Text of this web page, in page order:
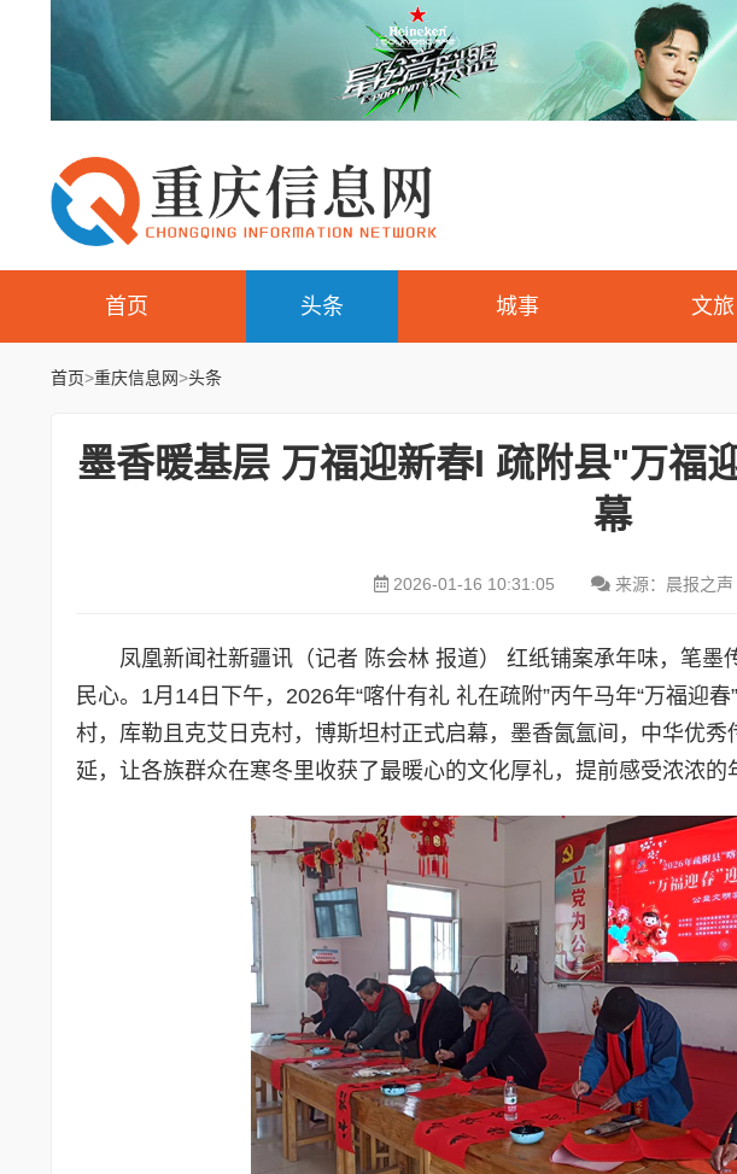
首页 头条 城事 文旅
首页>重庆信息网>头条
墨香暖基层 万福迎新春I 疏附县"万福
幕
2026-01-16 10:31:05 来源：晨报之声
凤凰新闻社新疆讯（记者 陈会林 报道） 红纸铺案承年味，笔
民心。1月14日下午，2026年“喀什有礼 礼在疏附”丙午马年“万福迎
村，库勒且克艾日克村，博斯坦村正式启幕，墨香氤氲间，中华优
延，让各族群众在寒冬里收获了最暖心的文化厚礼，提前感受浓浓的